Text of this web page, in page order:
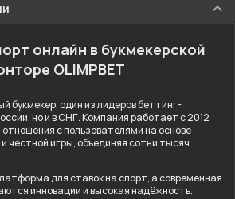
онлайн в букмекерской
OLIMPBET
букмекер, один из лидеров беттинг-
но и в СНГ. Компания работает с 2012
с пользователями на основе
честной игры, объединяя сотни тысяч
для ставок на спорт, а современная
инновации и высокая надёжность.